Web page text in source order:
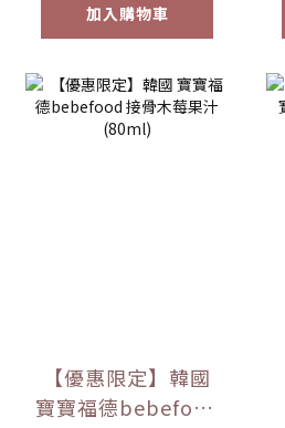
加入購物車
【優惠限定】韓國
寶寶福德bebefood